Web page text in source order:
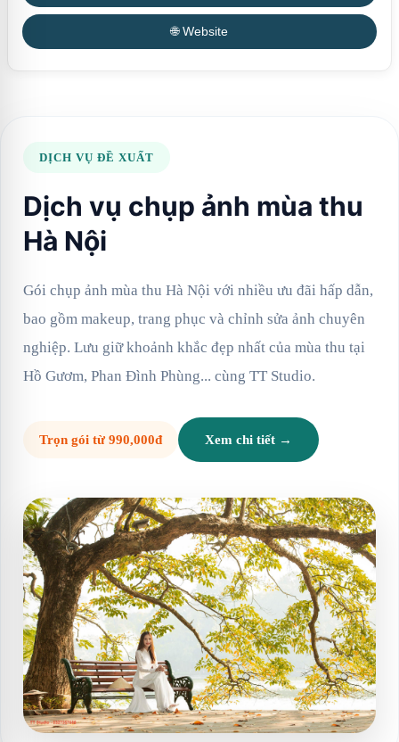
🌐 Website
DỊCH VỤ ĐỀ XUẤT
Dịch vụ chụp ảnh mùa thu
Hà Nội
Gói chụp ảnh mùa thu Hà Nội với nhiều ưu đãi hấp dẫn,
bao gồm makeup, trang phục và chỉnh sửa ảnh chuyên
nghiệp. Lưu giữ khoảnh khắc đẹp nhất của mùa thu tại
Hồ Gươm, Phan Đình Phùng... cùng TT Studio.
Trọn gói từ 990,000đ Xem chi tiết →